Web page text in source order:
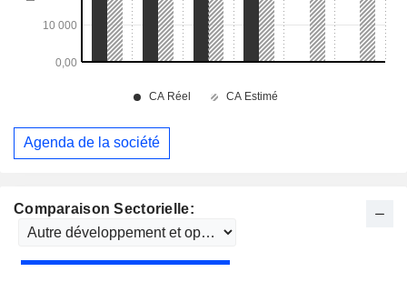
Comparaison Sectorielle:
Agenda de la société